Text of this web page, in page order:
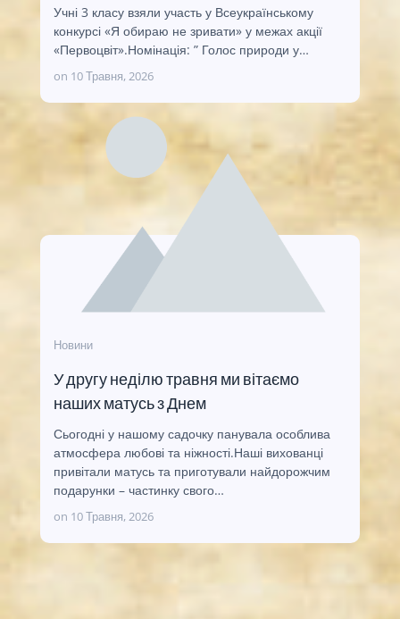
Учні 3 класу взяли участь у Всеукраїнському
конкурсі «Я обираю не зривати» у межах акції
«Первоцвіт».Номінація: ” Голос природи у…
on 10 Травня, 2026
Новини
У другу неділю травня ми вітаємо
наших матусь з Днем
Сьогодні у нашому садочку панувала особлива
атмосфера любові та ніжності.Наші вихованці
привітали матусь та приготували найдорожчим
подарунки – частинку свого…
on 10 Травня, 2026